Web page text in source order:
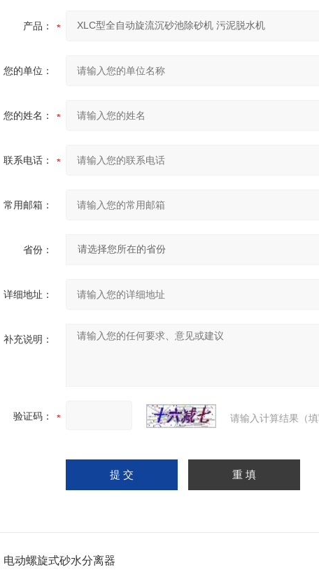
产品：
您的单位：
您的姓名：
联系电话：
常用邮箱：
省份：
详细地址：
补充说明：
验证码： 请输入计算结果（
电动螺旋式砂水分离器